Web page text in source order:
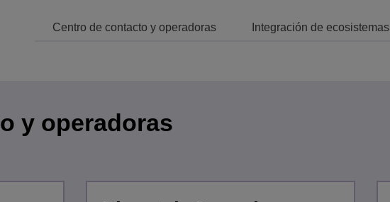
Solutions Aplicaciones de Atención al Cliente
Dividendos digitales
red y seguridad
de las oficinas de ALE
Centro de contacto y operadoras Integración de ecosistemas
y operadoras